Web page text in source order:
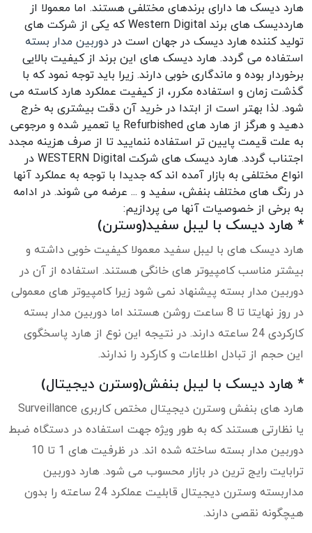
هارد دیسک ها دارای برندهای مختلفی هستند. اما معمولا از
هارددیسک های برند Western Digital که یکی از شرکت های
تولید کننده هارد دیسک در جهان است در دوربین مدار بسته
استفاده می گردد. هارد دیسک های این برند از کیفیت بالایی
برخوردار بوده و ماندگاری خوبی دارند. زیرا باید توجه نمود که با
گذشت زمان و استفاده مکرر، از کیفیت عملکرد هارد کاسته می
شود. لذا بهتر است از ابتدا در خرید آن دقت بیشتری به خرج
دهید و هرگز از هارد های Refurbished یا تعمیر شده و مرجوعی
به علت قیمت پایین تر استفاده ننمایید تا از صرف هزینه مجدد
اجتناب گردد. هارد دیسک های شرکت WESTERN Digital در
انواع مختلفی به بازار آمده اند که جدیدا با توجه به عملکرد آنها
در رنگ های مختلف بنفش، سفید و ... عرضه می شوند. در ادامه
به برخی از خصوصیات آنها می پردازیم:
* هارد دیسک با لیبل سفید(وسترن)
هارد دیسک های با لیبل سفید معمولا کیفیت خوبی داشته و
بیشتر مناسب کامپیوتر های خانگی هستند. استفاده از آن در
دوربین مدار بسته پیشنهاد نمی شود زیرا کامپیوتر های معمولی
در روز نهایتا تا 8 ساعت روشن هستند اما دوربین مدار بسته
کارکردی 24 ساعته دارند. در نتیجه این نوع از هارد پاسخگوی
این حجم از تبادل اطلاعات و کارکرد را ندارند.
* هارد دیسک با لیبل بنفش(وسترن دیجیتال)
هارد های بنفش وسترن دیجیتال مختص کاربری Surveillance
یا نظارتی هستند که به طور ویژه جهت استفاده در دستگاه ضبط
دوربین مدار بسته ساخته شده اند. در ظرفیت های 1 تا 10
ترابایت رایج ترین در بازار محسوب می شود. هارد دوربین
مداربسته وسترن دیجیتال قابلیت عملکرد 24 ساعته را بدون
هیچگونه نقصی دارند.